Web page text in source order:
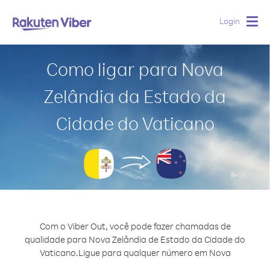
Login
Como ligar para Nova
Zelândia da Estado da
Cidade do Vaticano
Com o Viber Out, você pode fazer chamadas de
qualidade para Nova Zelândia de Estado da Cidade do
Vaticano.Ligue para qualquer número em Nova